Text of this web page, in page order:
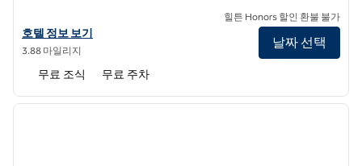
스파크 바이 힐튼 알파레타 로스웰의 호텔 정보 보기
호텔 정보 보기
3.88 마일리지
힐튼 Honors 할인 환불 불가
날짜 선택
무료 조식 무료 주차
1/12
다음